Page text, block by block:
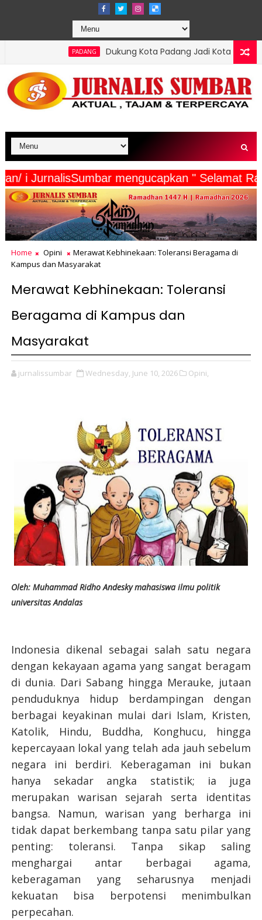
Dukung Kota Padang Jadi Kota Inovator, Kartu
i JurnalisSumbar mengucapkan "
Home Opini
Merawat Kebhinekaan: Toleransi Beragama di
Kampus dan Masyarakat
Merawat Kebhinekaan: Toleransi
Beragama di Kampus dan
Masyarakat
jurnalissumbar Wednesday, June 10, 2026 Opini,
Oleh: Muhammad Ridho Andesky mahasiswa ilmu politik
universitas Andalas
Indonesia dikenal sebagai salah satu negara
dengan kekayaan agama yang sangat beragam
di dunia. Dari Sabang hingga Merauke, jutaan
penduduknya hidup berdampingan dengan
berbagai keyakinan mulai dari Islam, Kristen,
Katolik, Hindu, Buddha, Konghucu, hingga
kepercayaan lokal yang telah ada jauh sebelum
negara ini berdiri. Keberagaman ini bukan
hanya sekadar angka statistik; ia juga
merupakan warisan sejarah serta identitas
bangsa. Namun, warisan yang berharga ini
tidak dapat berkembang tanpa satu pilar yang
penting: toleransi. Tanpa sikap saling
menghargai antar berbagai agama,
keberagaman yang seharusnya menjadi
kekuatan bisa berpotensi menimbulkan
perpecahan.